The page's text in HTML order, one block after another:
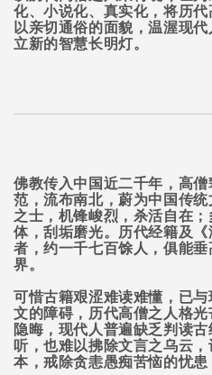
化、小说化、真实化，将历代
以亲切通俗的面貌，温渥现
立新的智慧长明灯。
佛教传入中国近二千年，高
范，流布南北，蔚为中国传
之士，机锋峻烈，杀活自在
体，刮垢磨光。历代经籍及
者，约一千七百馀人，俱能
界。
可惜古籍艰涩难读难懂，已
文的障碍，历代高僧之人格
隐晦，现代人普遍缺乏判读
听，也难以拂除文言之乌云
本，戒除贪恚愚痴苦恼的忧患